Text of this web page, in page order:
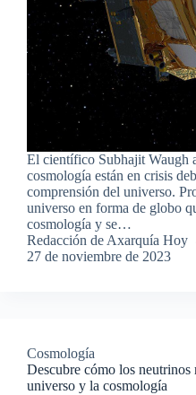
El científico Subhajit Waugh
cosmología están en crisis
comprensión del universo.
universo en forma de globo
cosmología y se…
Redacción de Axarquía Hoy
27 de noviembre de 2023
Cosmología
Descubre cómo los neutrinos
universo y la cosmología